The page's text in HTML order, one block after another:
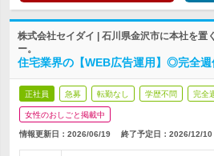
株式会社セイダイ | 石川県金沢市に本社を置
ー。
住宅業界の【WEB広告運用】◎完全
正社員 急募 転勤なし 学歴不問 完全
女性のおしごと掲載中
情報更新日：2026/06/19 終了予定日： 2026/12/10